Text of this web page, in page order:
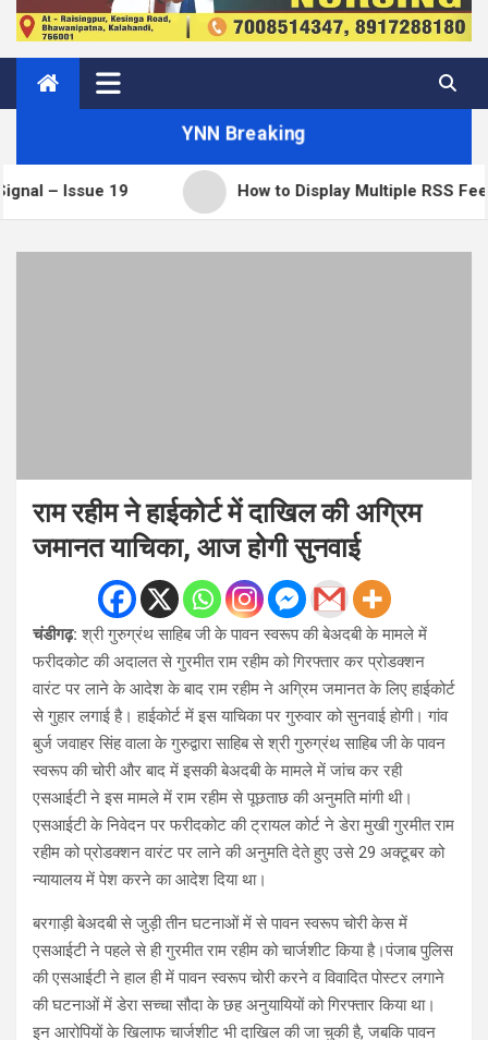
YNN Breaking
19 How to Display Multiple RSS Feeds on
राम रहीम ने हाईकोर्ट में दाखिल की अग्रिम
जमानत याचिका, आज होगी सुनवाई
चंडीगढ़: श्री गुरुग्रंथ साहिब जी के पावन स्वरूप की बेअदबी के मामले में
फरीदकोट की अदालत से गुरमीत राम रहीम को गिरफ्तार कर प्रोडक्शन
वारंट पर लाने के आदेश के बाद राम रहीम ने अग्रिम जमानत के लिए हाईकोर्ट
से गुहार लगाई है। हाईकोर्ट में इस याचिका पर गुरुवार को सुनवाई होगी। गांव
बुर्ज जवाहर सिंह वाला के गुरुद्वारा साहिब से श्री गुरुग्रंथ साहिब जी के पावन
स्वरूप की चोरी और बाद में इसकी बेअदबी के मामले में जांच कर रही
एसआईटी ने इस मामले में राम रहीम से पूछताछ की अनुमति मांगी थी।
एसआईटी के निवेदन पर फरीदकोट की ट्रायल कोर्ट ने डेरा मुखी गुरमीत राम
रहीम को प्रोडक्शन वारंट पर लाने की अनुमति देते हुए उसे 29 अक्टूबर को
न्यायालय में पेश करने का आदेश दिया था।
बरगाड़ी बेअदबी से जुड़ी तीन घटनाओं में से पावन स्वरूप चोरी केस में
एसआईटी ने पहले से ही गुरमीत राम रहीम को चार्जशीट किया है।पंजाब पुलिस
की एसआईटी ने हाल ही में पावन स्वरूप चोरी करने व विवादित पोस्टर लगाने
की घटनाओं में डेरा सच्चा सौदा के छह अनुयायियों को गिरफ्तार किया था।
इन आरोपियों के खिलाफ चार्जशीट भी दाखिल की जा चुकी है, जबकि पावन